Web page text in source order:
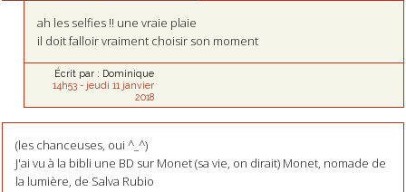
ah les selfies !! une vraie plaie
il doit falloir vraiment choisir son moment
Écrit par : Dominique
14h53- jeudi 11 janvier
2018
(les chanceuses, oui ^_^)
J'ai vu à la bibli une BD sur Monet (sa vie, on dirait) Monet, nomade de
la lumière, de Salva Rubio